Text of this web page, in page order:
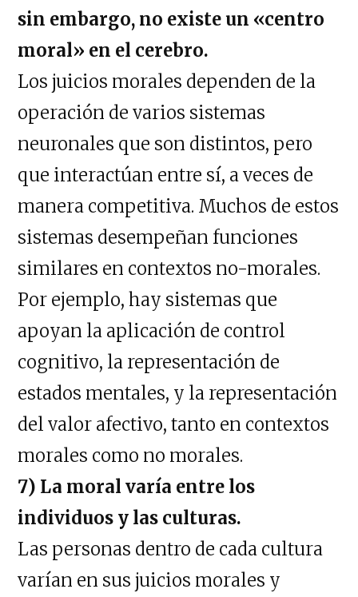
sin embargo, no existe un «centro
moral» en el cerebro.
Los juicios morales dependen de la
operación de varios sistemas
neuronales que son distintos, pero
que interactúan entre sí, a veces de
manera competitiva. Muchos de estos
sistemas desempeñan funciones
similares en contextos no-morales.
Por ejemplo, hay sistemas que
apoyan la aplicación de control
cognitivo, la representación de
estados mentales, y la representación
del valor afectivo, tanto en contextos
morales como no morales.
7) La moral varía entre los
individuos y las culturas.
Las personas dentro de cada cultura
varían en sus juicios morales y